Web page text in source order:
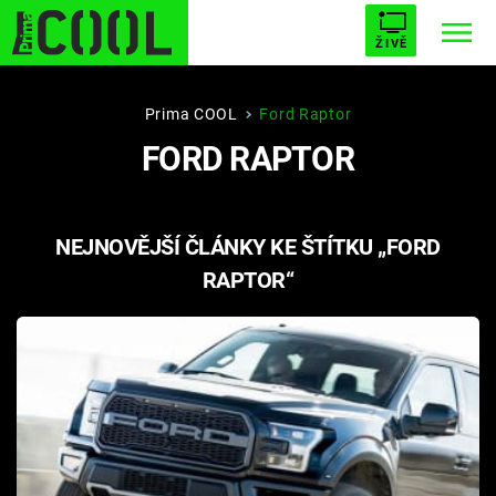
ŽIVĚ
STARHOUSE BUFFY, PŘEMOŽITELKA UPÍRŮ
PLNEJ KOTEL AVENGERS 5
Seriály
Hry
Prima COOL Ford Raptor
FORD RAPTOR
NEJNOVĚJŠÍ ČLÁNKY KE ŠTÍTKU „FORD
RAPTOR“